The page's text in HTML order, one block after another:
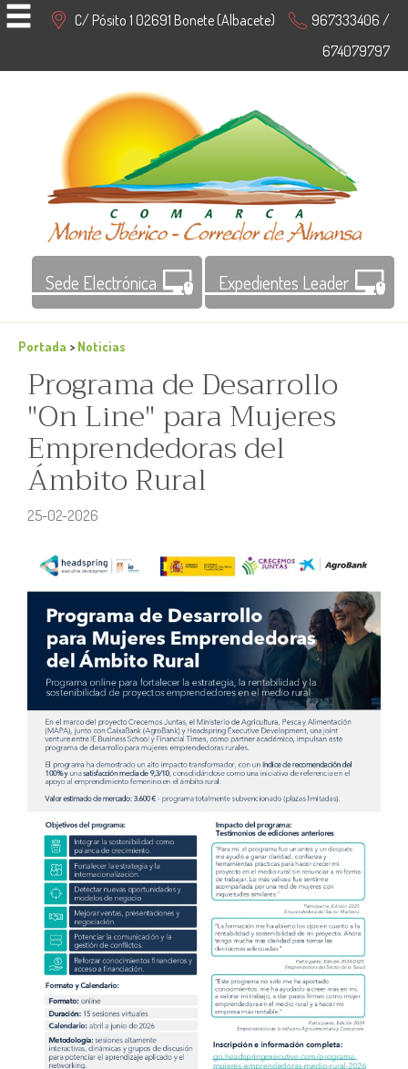
C/ Pósito 1 02691 Bonete (Albacete)
967333406 /
674079797
Sede Electrónica Expedientes Leader
Portada > Noticias
Programa de Desarrollo
"On Line" para Mujeres
Emprendedoras del
Ámbito Rural
25-02-2026